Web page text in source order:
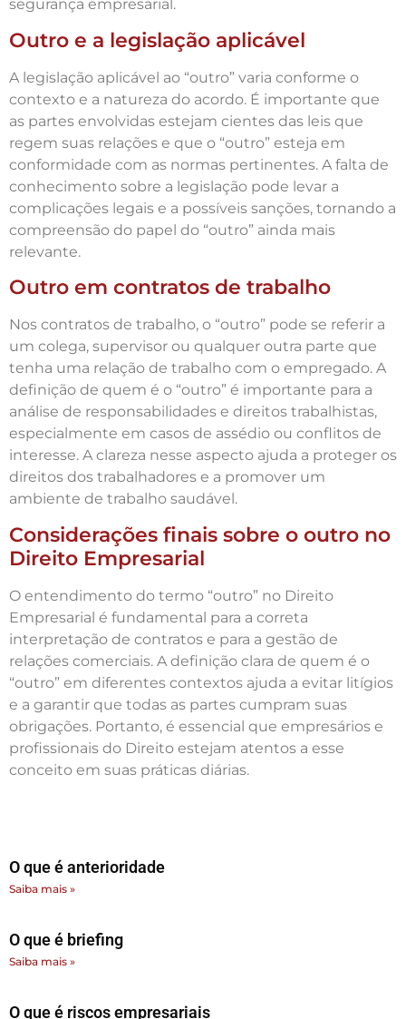
segurança empresarial.
Outro e a legislação aplicável
A legislação aplicável ao “outro” varia conforme o
contexto e a natureza do acordo. É importante que
as partes envolvidas estejam cientes das leis que
regem suas relações e que o “outro” esteja em
conformidade com as normas pertinentes. A falta de
conhecimento sobre a legislação pode levar a
complicações legais e a possíveis sanções, tornando a
compreensão do papel do “outro” ainda mais
relevante.
Outro em contratos de trabalho
Nos contratos de trabalho, o “outro” pode se referir a
um colega, supervisor ou qualquer outra parte que
tenha uma relação de trabalho com o empregado. A
definição de quem é o “outro” é importante para a
análise de responsabilidades e direitos trabalhistas,
especialmente em casos de assédio ou conflitos de
interesse. A clareza nesse aspecto ajuda a proteger os
direitos dos trabalhadores e a promover um
ambiente de trabalho saudável.
Considerações finais sobre o outro no
Direito Empresarial
O entendimento do termo “outro” no Direito
Empresarial é fundamental para a correta
interpretação de contratos e para a gestão de
relações comerciais. A definição clara de quem é o
“outro” em diferentes contextos ajuda a evitar litígios
e a garantir que todas as partes cumpram suas
obrigações. Portanto, é essencial que empresários e
profissionais do Direito estejam atentos a esse
conceito em suas práticas diárias.
O que é anterioridade
Saiba mais »
O que é briefing
Saiba mais »
O que é riscos empresariais